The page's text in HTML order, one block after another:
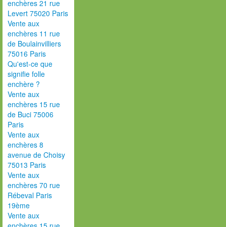
enchères 21 rue
Levert 75020 Paris
Vente aux
enchères 11 rue
de Boulainvilliers
75016 Paris
Qu'est-ce que
signifie folle
enchère ?
Vente aux
enchères 15 rue
de Buci 75006
Paris
Vente aux
enchères 8
avenue de Choisy
75013 Paris
Vente aux
enchères 70 rue
Rébeval Paris
19ème
Vente aux